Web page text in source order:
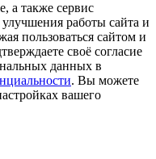
а также сервис
работы сайта и
пользоваться сайтом и
своё согласие
данных в
. Вы можете
вашего